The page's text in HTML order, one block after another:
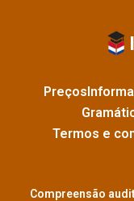
Preços
Termos e
Compreensão